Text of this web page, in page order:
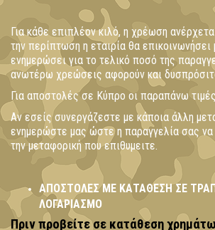
Για κάθε επιπλέον κιλό, η χρέωση
την περίπτωση η εταιρία θα επικοινωνήσει
ενημερώσει για το τελικό ποσό της
ανωτέρω χρεώσεις αφορούν και
Για αποστολές σε Κύπρο οι παραπάνω τιμές
Αν εσείς συνεργάζεστε με κάποια άλλη
ενημερώστε μας ώστε η παραγγελία σας να
την μεταφορική που επιθυμειτε.
ΑΠΟΣΤΟΛΕΣ ΜΕ ΚΑΤΑΘΕΣΗ ΣΕ
ΛΟΓΑΡΙΑΣΜΟ
Πριν προβείτε σε κατάθεση